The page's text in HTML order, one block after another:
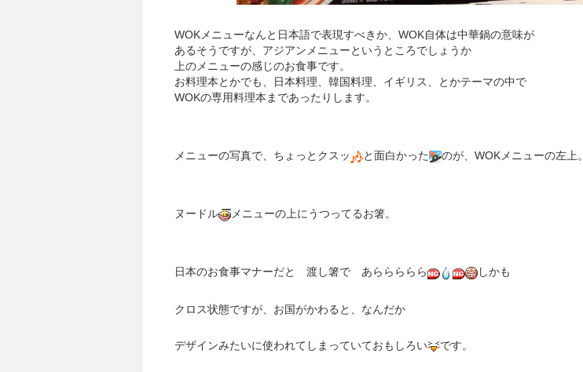
WOKメニューなんと日本語で表現すべきか、WOK自体は中華鍋の意味が
あるそうですが、アジアンメニューというところでしょうか
上のメニューの感じのお食事です。
お料理本とかでも、日本料理、韓国料理、イギリス、とかテーマの中で
WOKの専用料理本まであったりします。
メニューの写真で、ちょっとクスッ と面白かった のが、WOKメニューの左上。
ヌードル メニューの上にうつってるお箸。
日本のお食事マナーだと 渡し箸で あららららら しかも
クロス状態ですが、お国がかわると、なんだか
デザインみたいに使われてしまっていておもしろい です。